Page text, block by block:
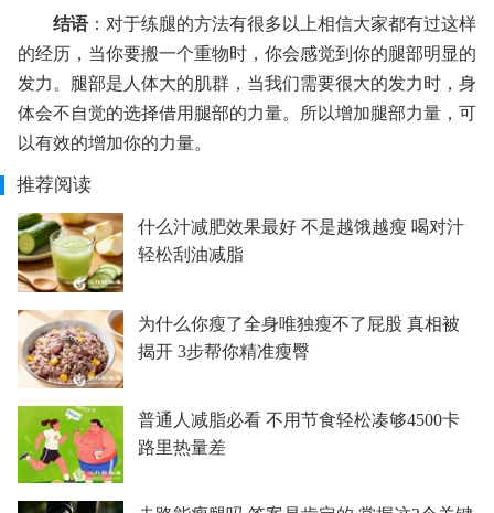
结语：对于练腿的方法有很多以上相信大家都有过这样
的经历，当你要搬一个重物时，你会感觉到你的腿部明显的
发力。腿部是人体大的肌群，当我们需要很大的发力时，身
体会不自觉的选择借用腿部的力量。所以增加腿部力量，可
以有效的增加你的力量。
推荐阅读
什么汁减肥效果最好 不是越饿越瘦 喝对汁
轻松刮油减脂
为什么你瘦了全身唯独瘦不了屁股 真相被
揭开 3步帮你精准瘦臀
普通人减脂必看 不用节食轻松凑够4500卡
路里热量差